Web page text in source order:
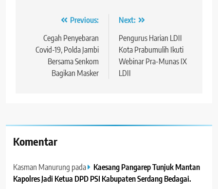
Navigasi Previous:
Cegah Penyebaran
Covid-19, Polda Jambi
Bersama Senkom
Bagikan Masker
Next:
Pengurus Harian LDII
Kota Prabumulih Ikuti
Webinar Pra-Munas IX
LDII
Komentar
Kasman Manurung pada
Kaesang Pangarep Tunjuk Mantan
Kapolres Jadi Ketua DPD PSI Kabupaten Serdang Bedagai. ‎ ‎